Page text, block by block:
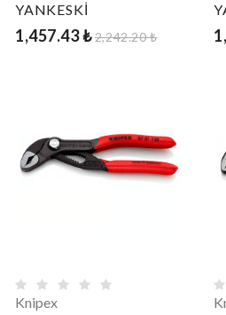
YANKESKİ
1,457.43 ₺2,242.20 ₺
Knipex